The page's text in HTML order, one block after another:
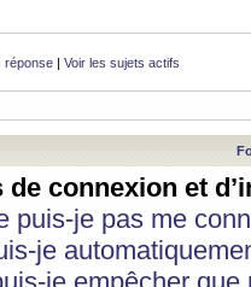
réponse | Voir les sujets actifs
de connexion et
puis-je pas me
je